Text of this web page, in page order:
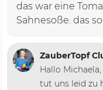
das war eine
Sahnesoße. das
ZauberTopf
Hallo
tut uns leid zu